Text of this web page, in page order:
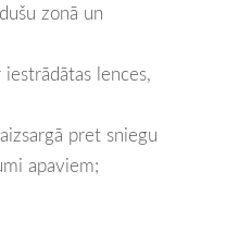
zonā un
lences,
pret sniegu
apaviem;